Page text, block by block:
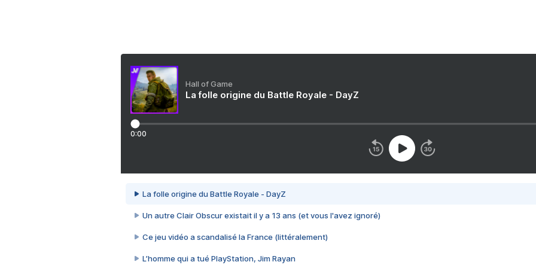
Hall of Game
La folle origine du Battle Royale - DayZ
0:00
La folle origine du Battle Royale - DayZ
Un autre Clair Obscur existait il y a 13 ans (et vous l'avez ignoré)
Ce jeu vidéo a scandalisé la France (littéralement)
L’homme qui a tué PlayStation, Jim Rayan